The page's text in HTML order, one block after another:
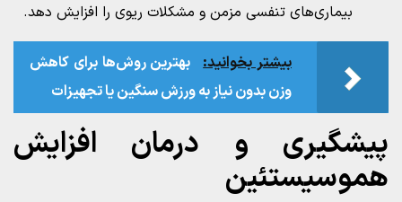
بیماری‌های تنفسی مزمن و مشکلات ریوی را افزایش دهد.
بیشتر بخوانید: بهترین روش‌ها برای کاهش
وزن بدون نیاز به ورزش سنگین یا تجهیزات
پیشگیری و درمان افزایش
هموسیستئین